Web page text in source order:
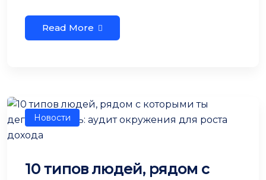
Read More
Новости
10 типов людей, рядом с